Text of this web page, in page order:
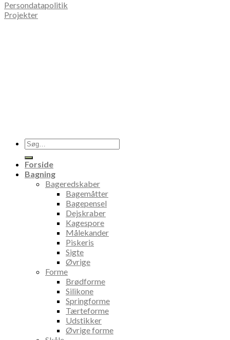
Persondatapolitik
Projekter
Søg
efter:
Forside
Bagning
Bageredskaber
Bagemåtter
Bagepensel
Dejskraber
Kagespore
Målekander
Piskeris
Sigte
Øvrige
Forme
Brødforme
Silikone
Springforme
Tærteforme
Udstikker
Øvrige forme